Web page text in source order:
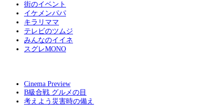
街のイベント
イケメンパパ
キラリママ
テレビのツムジ
みんなのイイネ
スグレMONO
Cinema Preview
B級合戦 グルメの目
考えよう災害時の備え